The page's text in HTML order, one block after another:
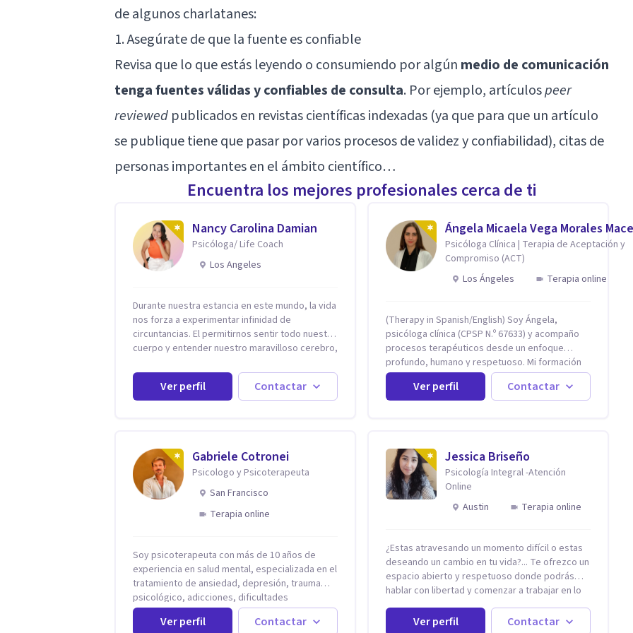
de algunos charlatanes:
1. Asegúrate de que la fuente es confiable
Revisa que lo que estás leyendo o consumiendo por algún medio de comunicación
tenga fuentes válidas y confiables de consulta. Por ejemplo, artículospeer
reviewed publicados en revistas científicas indexadas (ya que para que un artículo
se publique tiene que pasar por varios procesos de validez y confiabilidad), citas de
personas importantes en el ámbito científico…
Encuentra los mejores profesionales cerca de ti
Nancy Carolina Damian
Psicóloga/ Life Coach
Los Angeles
Durante nuestra estancia en este mundo, la vida
nos forza a experimentar infinidad de
circuntancias. El permitirnos sentir todo nuestro
cuerpo y entender nuestro maravilloso cerebro,
eso que, Nancy Damian esta dispuesta a
brindarte una mano amiga atravez de
herramientas fundamentales para crecer y
sucesos es el detonator que nos lleva al
resultado de efectos impactantes que se nos
quedaran memorables. Ayudar a otros seres
humanos a disfrutar de la hermosa vida que hay,
es mi placer y deleite ya que ser FELIZ es
derecho de toda la GENTE.
Ver perfil Contactar
Ángela Micaela Vega Morales
Psicóloga Clínica | Terapia de Aceptación y
Compromiso (ACT)
Los Ángeles
Terapia online
(Therapy in Spanish/English) Soy Ángela,
psicóloga clínica (CPSP N.º 67633) y acompaño
procesos terapéuticos desde un enfoque
profundo, humano y respetuoso. Mi formación
está basada en el modelo cognitivo-conductual
y cuento con especialización en Terapia de
Aceptación y Compromiso (ACT), formada en
construir una base sólida desde la cual
acompaño cada proceso con sensibilidad,
criterio clínico y una mirada integradora
centrada en la persona. Mi enfoque se basa en
la Terapia de Aceptación y Compromiso (ACT),
sientes y piensas. Acompaño a que puedas
sostener tu experiencia interna con mayor
flexibilidad, sin tener que luchar
constantemente contigo. Integro también
terapéutica y recursos creativos, que permiten
Ver perfil Contactar
Gabriele Cotronei
Psicologo y Psicoterapeuta
San Francisco
Terapia online
Soy psicoterapeuta con más de 10 años de
experiencia en salud mental, especializada en el
tratamiento de ansiedad, depresión, trauma
psicológico, adicciones, dificultades
identitarias y efectos de experiencias
tempranas adversas. Ofrezco un espacio
Ver perfil Contactar
Jessica Briseño
Psicología Integral -Atención
Online
Austin
Terapia online
¿Estas atravesando un momento difícil o estas
deseando un cambio en tu vida?... Te ofrezco un
espacio abierto y respetuoso donde podrás
hablar con libertad y comenzar a trabajar en lo
que hoy te preocupa. Me especializo en
Trastornos de Ansiedad y a lo largo de mi
Ver perfil Contactar